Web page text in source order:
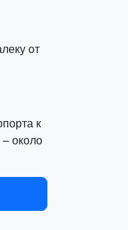
от
к
около